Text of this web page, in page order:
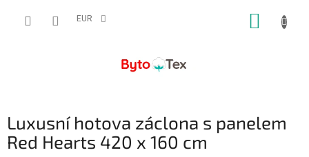
EUR
Luxusní hotova záclona s panelem
Red Hearts 420 x 160 cm